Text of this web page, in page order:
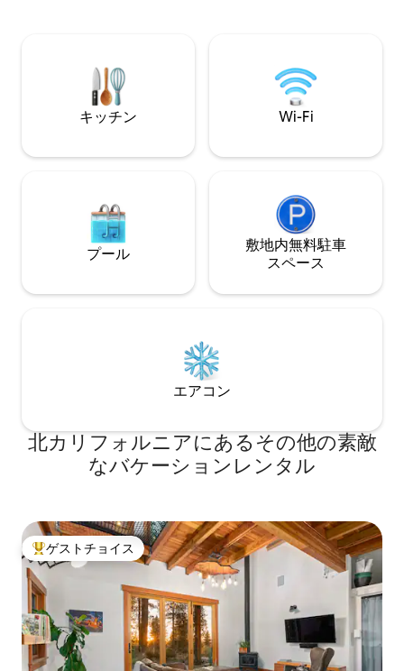
クルーズ、ビーチ、ボードウォークまで
（EV充電器）まで1分 ソーシャルメディ
アで私たちを見つけてください：Insta
キッチン Wi-Fi
プール
敷地内無料駐⁠車
ス⁠ペ⁠ー⁠ス
エアコン
北カリフォルニアにあるその他の素敵
なバケーションレンタル
大好評のゲストチョイスです。
ゲストチョイス